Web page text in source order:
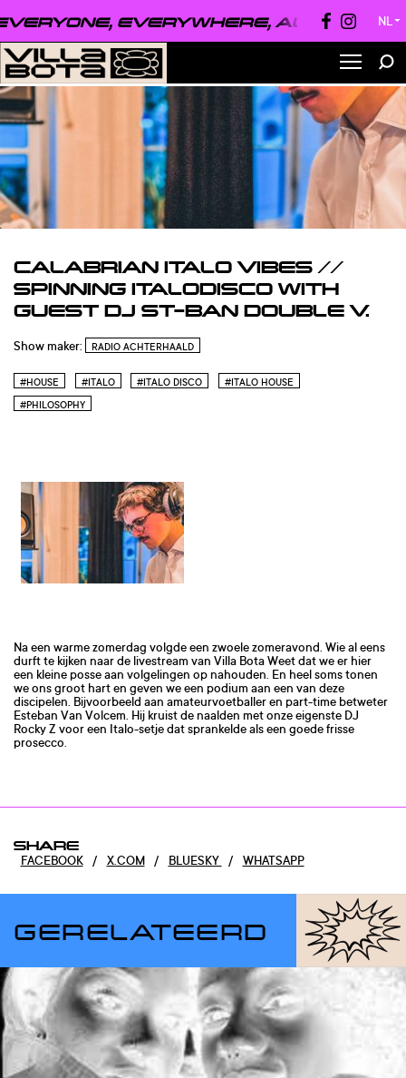
EVERYWHERE, ALWAYS ● NL ▼
CALABRIAN ITALO VIBES //
SPINNING ITALODISCO WITH
GUEST DJ ST-BAN DOUBLE V.
Show maker: RADIO ACHTERHAALD
#HOUSE #ITALO #ITALO DISCO
#ITALO HOUSE
#PHILOSOPHY
Na een warme zomerdag volgde een zwoele zomeravond. Wie al eens
durft te kijken naar de livestream van Villa Bota Weet dat we er hier
een kleine posse aan volgelingen op nahouden. En heel soms tonen
we ons groot hart en geven we een podium aan een van deze
discipelen. Bijvoorbeeld aan amateurvoetballer en part-time betweter
Esteban Van Volcem. Hij kruist de naalden met onze eigenste DJ
Rocky Z voor een Italo-setje dat sprankelde als een goede frisse
prosecco.
SHARE
FACEBOOK / X.COM / BLUESKY / WHATSAPP
GERELATEERD